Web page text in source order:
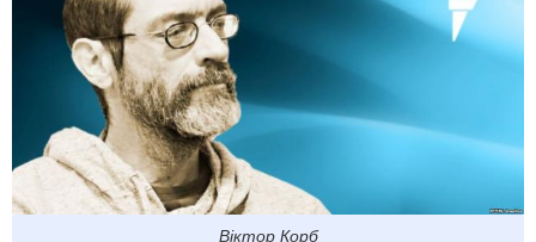
Віктор Корб